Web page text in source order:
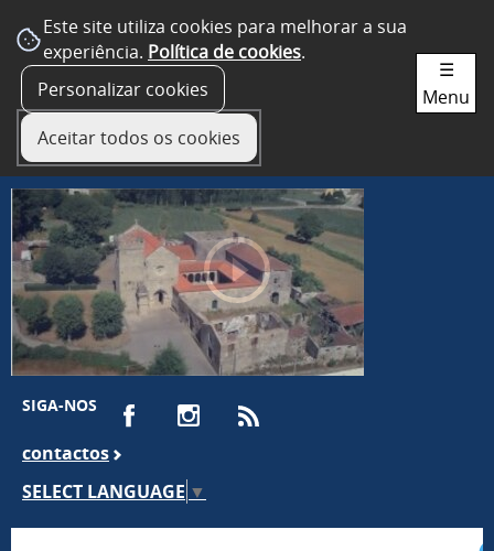
Este site utiliza cookies para melhorar a sua
experiência. Política de cookies.
Personalizar cookies
Aceitar todos os cookies
SIGA-NOS
contactos
SELECT LANGUAGE ▼
☰
Menu